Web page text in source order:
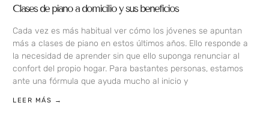
Clases de piano a domicilio y sus beneficios
Cada vez es más habitual ver cómo los jóvenes se apuntan
más a clases de piano en estos últimos años. Ello responde a
la necesidad de aprender sin que ello suponga renunciar al
confort del propio hogar. Para bastantes personas, estamos
ante una fórmula que ayuda mucho al inicio y
LEER MÁS →